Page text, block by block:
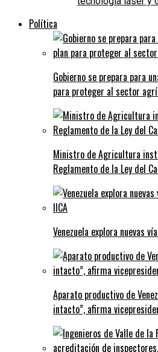
Política
Gobierno se prepara para
para proteger al sector
Ministro de Agricultura
Reglamento de la Ley del
Venezuela explora nuevas
Aparato productivo de
intacto”, afirma